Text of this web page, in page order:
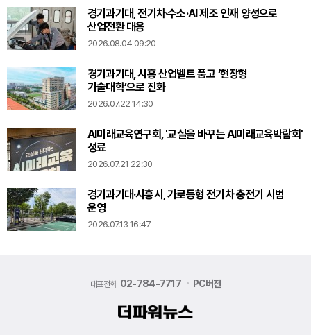
경기과기대, 전기차·수소·AI 제조 인재 양성으로
산업전환 대응
2026.08.04 09:20
경기과기대, 시흥 산업벨트 품고 ‘현장형
기술대학’으로 진화
2026.07.22 14:30
AI미래교육연구회, '교실을 바꾸는 AI미래교육박람회'
성료
2026.07.21 22:30
경기과기대·시흥시, 가로등형 전기차 충전기 시범
운영
2026.07.13 16:47
대표전화 02-784-7717 PC버전